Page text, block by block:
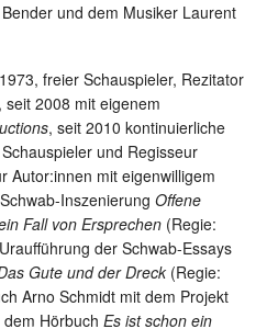
und dem Musiker Laurent
freier Schauspieler, Rezitator
2008 mit eigenem
, seit 2010 kontinuierliche
und Regisseur
Autor:innen mit eigenwilligem
Inszenierung Offene
Fall von Ersprechen (Regie:
der Schwab-Essays
Gute und der Dreck (Regie:
Arno Schmidt mit dem Projekt
Hörbuch Es ist schon ein